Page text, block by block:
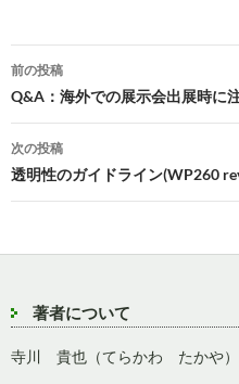
投
稿
ナ
ビ
ゲ
ー
ョ
ン
前の投稿
Q&A：海外での展示会出展時に
次の投稿
透明性のガイドライン(WP260
著者について
寺川 貴也（てらかわ たかや）